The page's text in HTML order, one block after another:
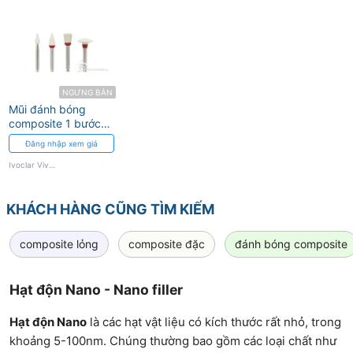
NGƯNG BÁN
Mũi đánh bóng
composite 1 bước
Optrapol -Tinh thể
Nano kim cương
Ivoclar Vivadent
Đăng nhập xem giá
KHÁCH HÀNG CŨNG TÌM KIẾM
composite lỏng composite đặc đánh bóng composite
Hạt độn Nano - Nano filler
Hạt độn Nano là các hạt vật liệu có kích thước rất nhỏ, trong
khoảng 5-100nm. Chúng thường bao gồm các loại chất như